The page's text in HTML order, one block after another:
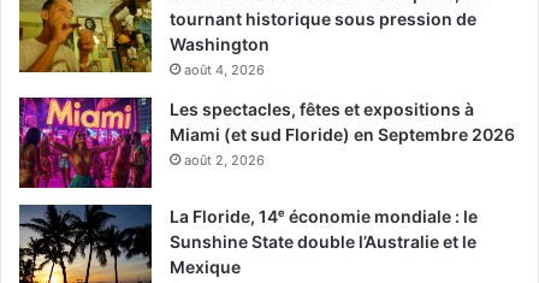
tournant historique sous pression de
Washington
août 4, 2026
Les spectacles, fêtes et expositions à
Miami (et sud Floride) en Septembre 2026
août 2, 2026
La Floride, 14ᵉ économie mondiale : le
Sunshine State double l’Australie et le
Mexique